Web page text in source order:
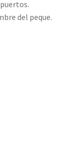
del peque.